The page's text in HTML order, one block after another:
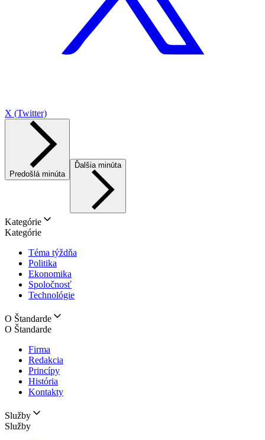
X (Twitter)
Predošlá minúta
Ďalšia minúta
Kategórie
Kategórie
Téma týždňa
Politika
Ekonomika
Spoločnosť
Technológie
O Štandarde
O Štandarde
Firma
Redakcia
Princípy
História
Kontakty
Služby
Služby